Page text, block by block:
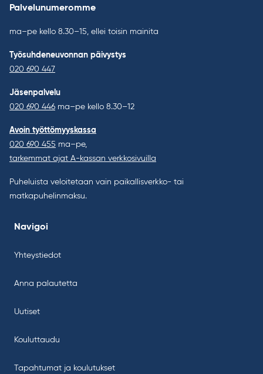
Palvelunumeromme
ma–pe kello 8.30–15, ellei toisin mainita
Työsuhdeneuvonnan päivystys
020 690 447
Jäsenpalvelu
020 690 446 ma–pe kello 8.30–12
Avoin työttömyyskassa
020 690 455 ma–pe,
tarkemmat ajat A-kassan verkkosivuilla
Puheluista veloitetaan vain paikallisverkko- tai
matkapuhelinmaksu.
Navigoi
Yhteystiedot
Anna palautetta
Uutiset
Kouluttaudu
Tapahtumat ja koulutukset